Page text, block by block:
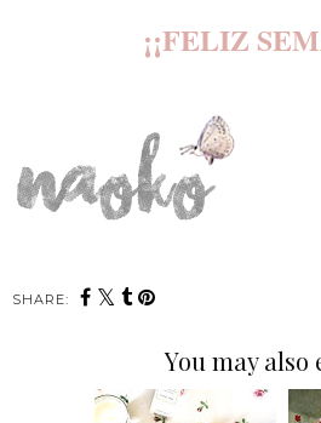
¡¡FELIZ
SHARE:
You may also